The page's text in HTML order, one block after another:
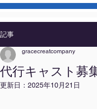
記事
代行キャスト募
gracecreatcompany
更新日： 2025年10月21日